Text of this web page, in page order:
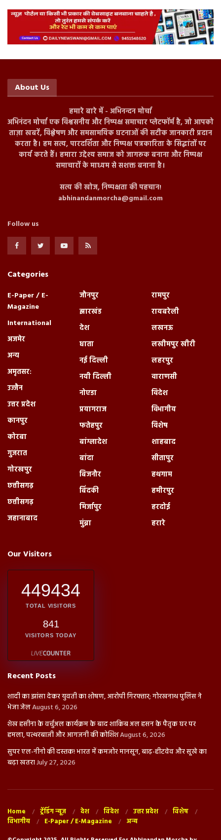
About Us
हमारे बारे में - अभिनन्दन मोर्चा
अभिनंदन मोर्चा एक विश्वसनीय और निष्पक्ष समाचार प्लेटफॉर्म है, जो आपको
ताज़ा खबरें, विश्लेषण और समसामयिक घटनाओं की सटीक जानकारी प्रदान
करता है। हम सत्य, पारदर्शिता और निष्पक्ष पत्रकारिता के सिद्धांतों पर
कार्य करते हैं। हमारा उद्देश्य समाज को जागरूक बनाना और निष्पक्ष
समाचारों के माध्यम से सशक्त बनाना है।
सत्य की खोज, निष्पक्षता की पहचान!
abhinandanmorcha@gmail.com
Follow us
Categories
E-Paper / E-
Magazine
International
अजमेर
अन्य
अमृतसर:
उज्जैन
उत्तर प्रदेश
कानपुर
कोरबा
गुजरात
गोरखपुर
छत्तीसगढ़
छत्तीसगढ़
जहानाबाद
जौनपुर
झारखंड
देश
धाता
नई दिल्ली
नयी दिल्ली
नोएडा
प्रयागराज
फतेहपुर
बांग्लादेश
बांदा
बिजनौर
बिंदकी
मिर्जापुर
मुंब्रा
रामपुर
रायबरेली
लखनऊ
लखीमपुर खीरी
लहरपुर
वाराणसी
विदेश
विभागीय
विशेष
शाहबाद
सीतापुर
हथगाम
हमीरपुर
हरदोई
हरारे
Our Visitors
449434
TOTAL VISITORS
841
VISITORS TODAY
Recent Posts
शादी का झांसा देकर युवती का शोषण, आरोपी गिरफ्तार; गोरखनाथ पुलिस ने
भेजा जेलAugust 6, 2026
शेख हसीना के वर्चुअल कार्यक्रम के बाद शाकिब अल हसन के पैतृक घर पर
हमला, पत्थरबाजी और आगजनी की कोशिशAugust 6, 2026
सुपर एल-नीनो की दस्तक! भारत में कमजोर मानसून, बाढ़-हीटवेव और सूखे का
बढ़ा खतराJuly 27, 2026
Home ट्रेंडिंग न्यूज़ देश विदेश उत्तर प्रदेश
विशेष
विभागीय
E-Paper / E-Magazine अन्य